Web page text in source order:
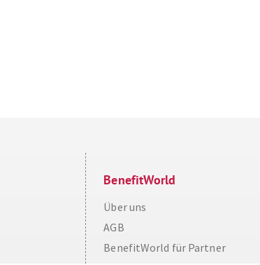
Cookie Consent plugin for the
BenefitWorld
Über uns
AGB
BenefitWorld für Partner